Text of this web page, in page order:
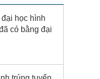
học hình
có bằng đại